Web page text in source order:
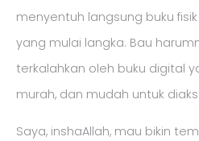
menyentuh langsung buku
yang mulai langka. Bau
terkalahkan oleh buku digital
murah, dan mudah untuk
Saya, inshaAllah, mau bikin